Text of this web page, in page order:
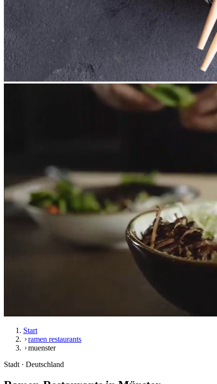
Start
ramen restaurants
muenster
Stadt · Deutschland